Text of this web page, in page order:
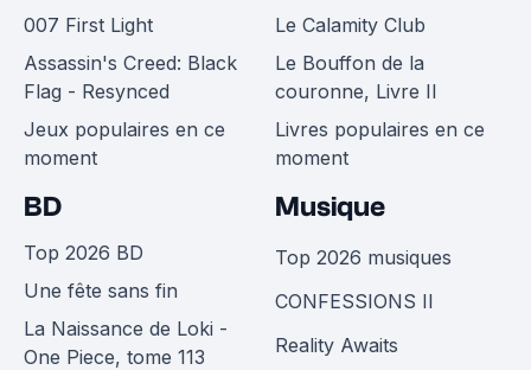
007 First Light
Assassin's Creed: Black
Flag - Resynced
Jeux populaires en ce
moment
Le Calamity Club
Le Bouffon de la
couronne, Livre II
Livres populaires en ce
moment
BD
Top 2026 BD
Une fête sans fin
La Naissance de Loki -
One Piece, tome 113
Musique
Top 2026 musiques
CONFESSIONS II
Reality Awaits